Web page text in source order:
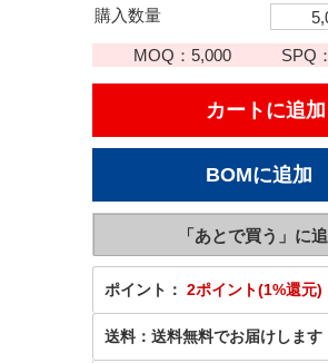
購入数量
MOQ：5,000 SPQ：
ポイント： 2ポイント(1%還元)
送料： 送料無料でお届けします